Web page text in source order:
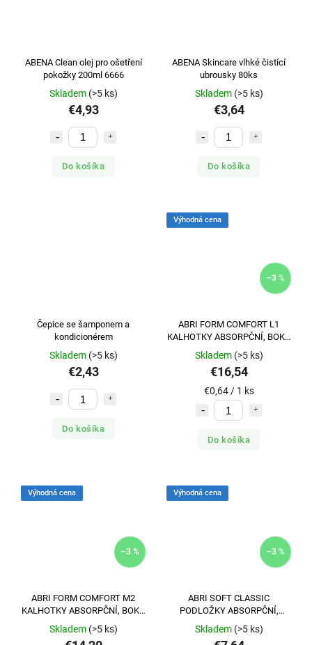
ABENA Clean olej pro ošetření
pokožky 200ml 6666
Skladem (>5 ks)
€4,93
Do košíka
ABENA Skincare vlhké čistící
ubrousky 80ks
Skladem (>5 ks)
€3,64
Do košíka
Čepice se šamponem a
kondicionérem
Skladem (>5 ks)
€2,43
Do košíka
Výhodná cena
–3 %
ABRI FORM COMFORT L1
KALHOTKY ABSORPČNÍ, BOKY
100-150CM, 2400ML, 26KS
Skladem (>5 ks)
€16,54
€0,64 / 1 ks
Do košíka
Výhodná cena
–3 %
ABRI FORM COMFORT M2
KALHOTKY ABSORPČNÍ, BOKY
70-110CM, 2500ML, 24KS
Skladem (>5 ks)
Výhodná cena
–3 %
ABRI SOFT CLASSIC
PODLOŽKY ABSORPČNÍ,
60X60CM,1300ML,25KS
Skladem (>5 ks)